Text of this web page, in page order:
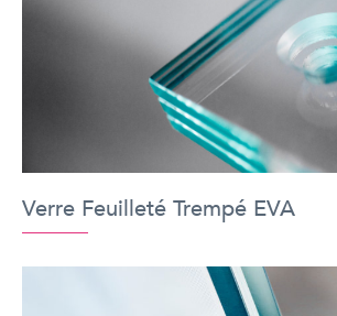
Verre Feuilleté Trempé EVA